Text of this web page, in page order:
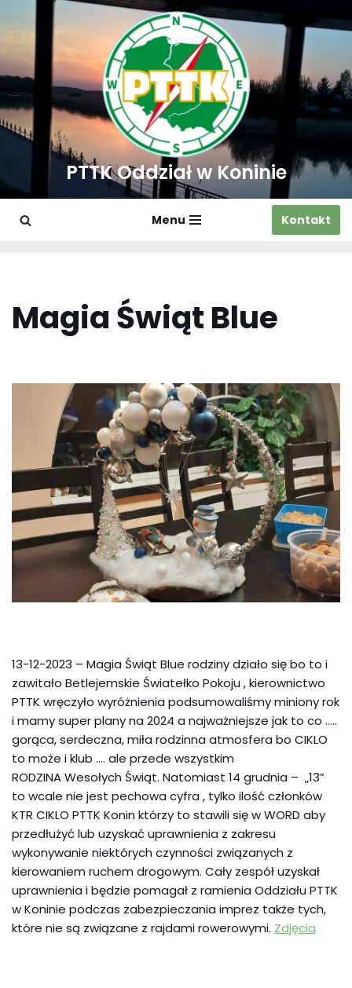
Przejdź
do
treści
PTTK Oddział w Koninie
Menu Kontakt
Magia Świąt Blue
13-12-2023 – Magia Świąt Blue rodziny działo się bo to i
zawitało Betlejemskie Światełko Pokoju , kierownictwo
PTTK wręczyło wyróżnienia podsumowaliśmy miniony rok
i mamy super plany na 2024 a najważniejsze jak to co …..
gorąca, serdeczna, miła rodzinna atmosfera bo CIKLO
to może i klub …. ale przede wszystkim
RODZINA Wesołych Świąt. Natomiast 14 grudnia – „13”
to wcale nie jest pechowa cyfra , tylko ilość członków
KTR CIKLO PTTK Konin którzy to stawili się w WORD aby
przedłużyć lub uzyskać uprawnienia z zakresu
wykonywanie niektórych czynności związanych z
kierowaniem ruchem drogowym. Cały zespół uzyskał
uprawnienia i będzie pomagał z ramienia Oddziału PTTK
w Koninie podczas zabezpieczania imprez także tych,
które nie są związane z rajdami rowerowymi. Zdjęcia